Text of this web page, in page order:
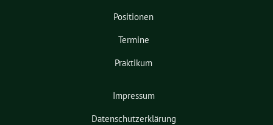
Positionen
Termine
Praktikum
Impressum
Datenschutzerklärung